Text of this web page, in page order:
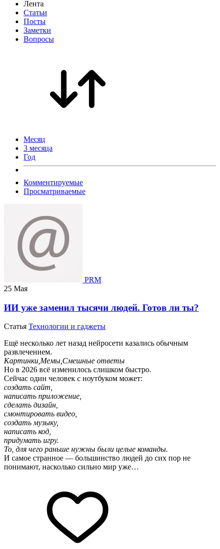
Лента
Статьи
Посты
Заметки
Вопросы
Месяц
3 месяца
Год
Комментируемые
Просматриваемые
PRM
25 Мая
ИИ уже заменил тысячи людей. Готов ли ты?
Статья Технологии и гаджеты
Ещё несколько лет назад нейросети казались обычным
развлечением.
Картинки,Мемы,Смешные ответы
Но в 2026 всё изменилось слишком быстро.
Сейчас один человек с ноутбуком может:
создать сайт,
написать приложение,
сделать дизайн,
смонтировать видео,
создать музыку,
написать код,
придумать игру.
То, для чего раньше нужны были целые команды.
И самое странное — большинство людей до сих пор не
понимают, насколько сильно мир уже…